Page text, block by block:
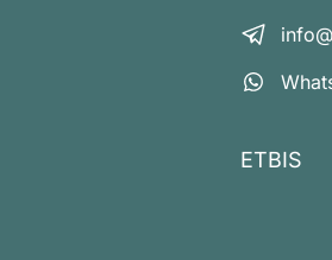
ETBIS